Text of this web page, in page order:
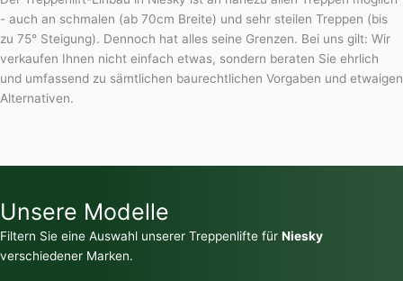
- auch an schmalen (ab 70cm Breite) und sehr steilen Treppen (bis
zu 75° Steigung). Dennoch hat alles seine Grenzen. Bei uns gilt: Wir
verkaufen Ihnen nicht einfach etwas, sondern beraten Sie ehrlich
und umfassend zu sämtlichen baurechtlichen Vorgaben und etwaigen
Alternativen.
Unsere Modelle
Filtern Sie eine Auswahl unserer Treppenlifte für Niesky
verschiedener Marken.